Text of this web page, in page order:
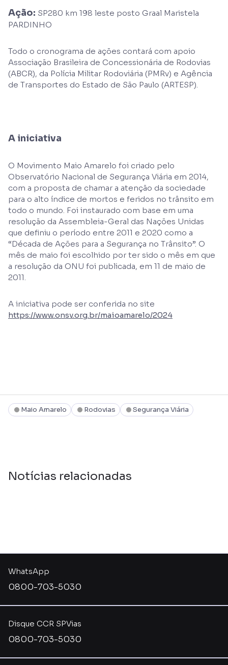
Ação: SP280 km 198 leste posto Graal Maristela
PARDINHO
Todo o cronograma de ações contará com apoio
Associação Brasileira de Concessionária de Rodovias
(ABCR), da Polícia Militar Rodoviária (PMRv) e Agência
de Transportes do Estado de São Paulo (ARTESP).
A iniciativa
O Movimento Maio Amarelo foi criado pelo
Observatório Nacional de Segurança Viária em 2014,
com a proposta de chamar a atenção da sociedade
para o alto índice de mortos e feridos no trânsito em
todo o mundo. Foi instaurado com base em uma
resolução da Assembleia-Geral das Nações Unidas
que definiu o período entre 2011 e 2020 como a
“Década de Ações para a Segurança no Trânsito”. O
mês de maio foi escolhido por ter sido o mês em que
a resolução da ONU foi publicada, em 11 de maio de
2011.
A iniciativa pode ser conferida no site
https://www.onsv.org.br/maioamarelo/2024
Maio Amarelo Rodovias Segurança Viária
Notícias relacionadas
Disque CCR SPVias
0800-703-5030
WhatsApp
0800-703-5030